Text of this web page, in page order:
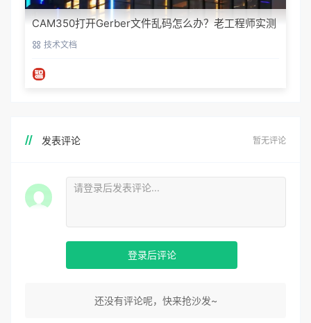
CAM350打开Gerber文件乱码怎么办？老工程师实测
避坑指南
技术文档
发表评论 暂无评论
登录后评论
还没有评论呢，快来抢沙发~